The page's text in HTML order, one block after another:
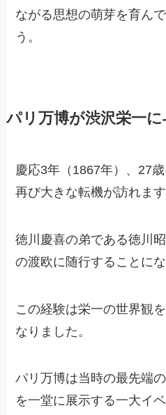
ながる思想の萌芽を育ん
う。
パリ万博が渋沢栄一
慶応3年（1867年）、27
再び大きな転機が訪れます
徳川慶喜の弟である徳川
の渡欧に随行することにな
この経験は栄一の世界観
なりました。
パリ万博は当時の最先端
を一堂に展示する一大イ